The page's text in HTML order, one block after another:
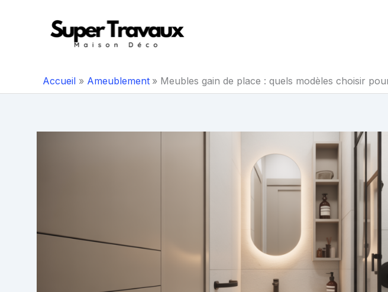
Accueil Ameublement Meubles gain de place : quels modèles choisir